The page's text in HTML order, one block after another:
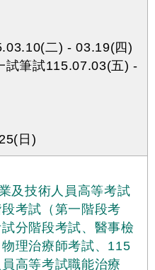
二) - 03.19(四)
試筆試115.07.03(五) -
日)
及技術人員高等考試
考試（第一階段考
分階段考試、醫事檢
理治療師考試、115
高等考試職能治療